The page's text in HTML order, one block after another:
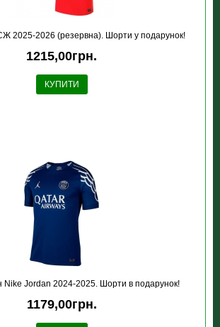
2025-2026 (резервна). Шорти у подарунок!
1215,00грн.
КУПИТИ
Jordan 2024-2025. Шорти в подарунок!
1179,00грн.